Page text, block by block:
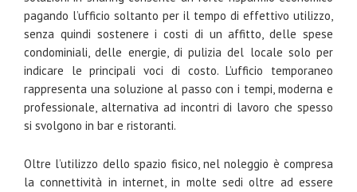
pagando l’ufficio soltanto per il tempo di effettivo utilizzo,
senza quindi sostenere i costi di un affitto, delle spese
condominiali, delle energie, di pulizia del locale solo per
indicare le principali voci di costo. L’ufficio temporaneo
rappresenta una soluzione al passo con i tempi, moderna e
professionale, alternativa ad incontri di lavoro che spesso
si svolgono in bar e ristoranti.
Oltre l’utilizzo dello spazio fisico, nel noleggio è compresa
la connettività in internet, in molte sedi oltre ad essere